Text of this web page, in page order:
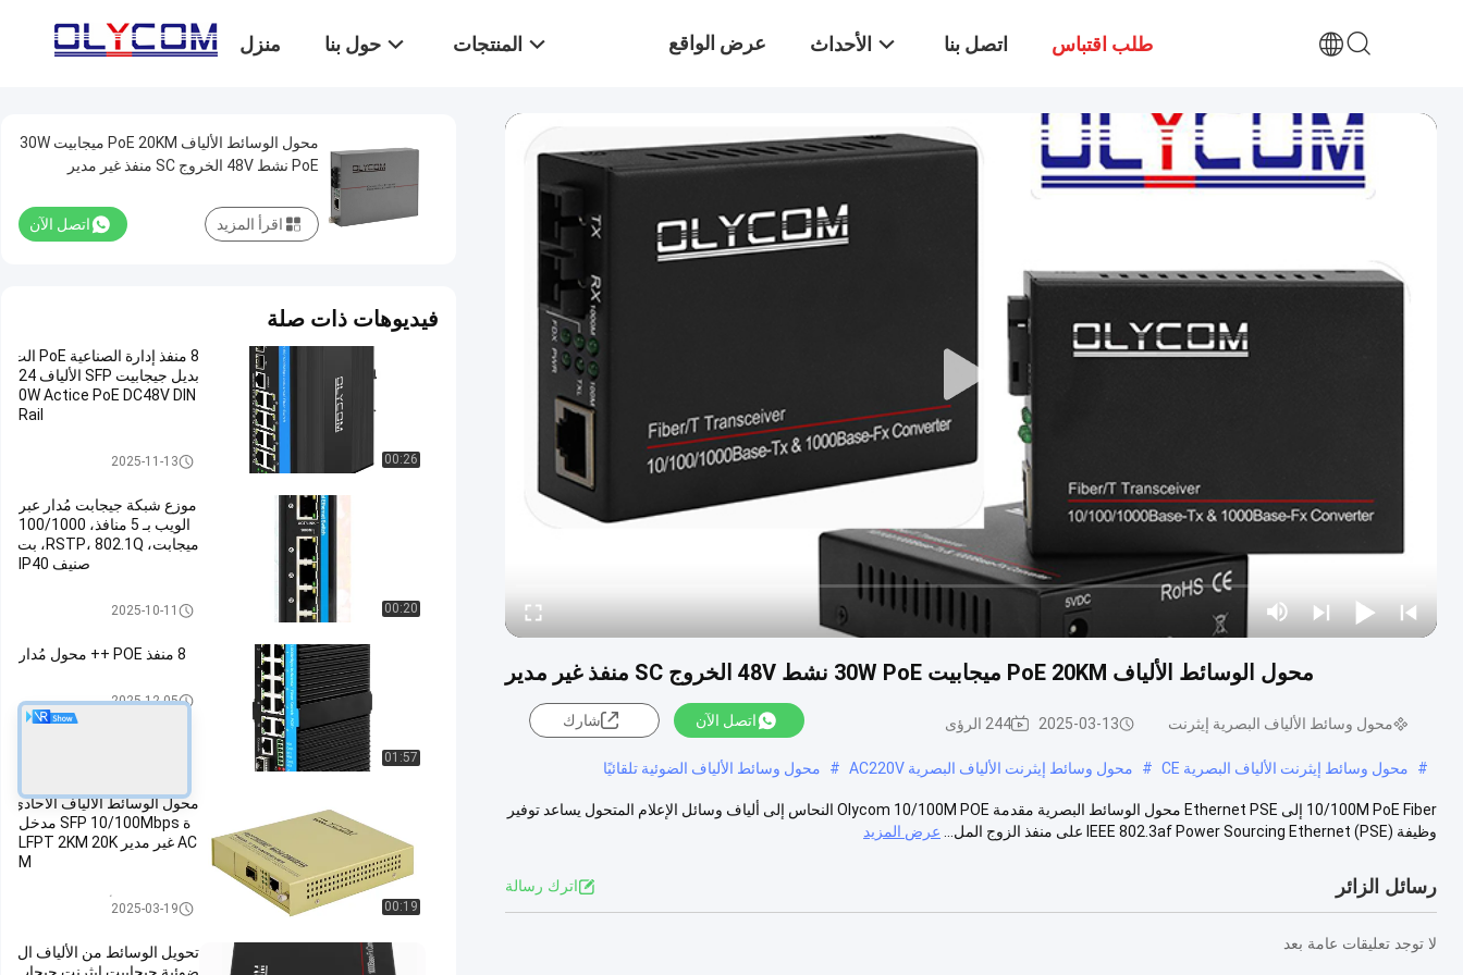
منزل حول بنا المنتجات عرض الواقع الأحداث اتصل بنا طلب اقتباس
محول الوسائط الألياف PoE 20KM ميجابيت 30W PoE نشط 48V الخروج SC منفذ غير مدير
محول وسائط الألياف البصرية إيثرنت 2025-03-13 244 الرؤى اتصل الآن شارك
# محول وسائط إيثرنت الألياف البصرية CE # محول وسائط إيثرنت الألياف البصرية AC220V # محول وسائط الألياف الضوئية تلقائيًا
10/100M PoE Fiber إلى Ethernet PSE محول الوسائط البصرية مقدمة Olycom 10/100M POE النحاس إلى ألياف وسائل الإعلام المتحول يساعد توفير
وظيفة IEEE 802.3af Power Sourcing Ethernet (PSE) على منفذ الزوج المل...
عرض المزيد
رسائل الزائر اترك رسالة
لا توجد تعليقات عامة بعد
محول الوسائط الألياف PoE 20KM ميجابيت 30W
PoE نشط 48V الخروج SC منفذ غير مدير
اتصل الآن اقرأ المزيد
فيديوهات ذات صلة
00:26
8 منفذ إدارة الصناعية PoE الت
بديل جيجابيت SFP الألياف 24
0W Actice PoE DC48V DIN
Rail
التبديل الصناعي المدار POE
2025-11-13
00:20
موزع شبكة جيجابت مُدار عبر
الويب بـ 5 منافذ، 100/1000
ميجابت، RSTP، 802.1Q، بت
صنيف IP40
تبديل الشبكة الصناعية2025-10-11
01:57
8 منفذ POE ++ محول مُدار
التبديل الصناعي المدار POE
2025-12-05
00:19
محول الوسائط الألياف الأحادي
ة SFP 10/100Mbps مدخل
AC غير مدير LFPT 2KM 20K
M
محول وسائط الألياف البصرية إيثر
2025-03-19
تحويل الوسائط من الألياف ال